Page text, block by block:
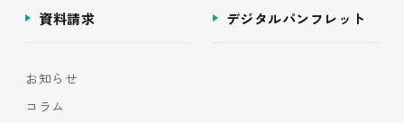
資料請求 デジタルパンフレット
お知らせ
コラム